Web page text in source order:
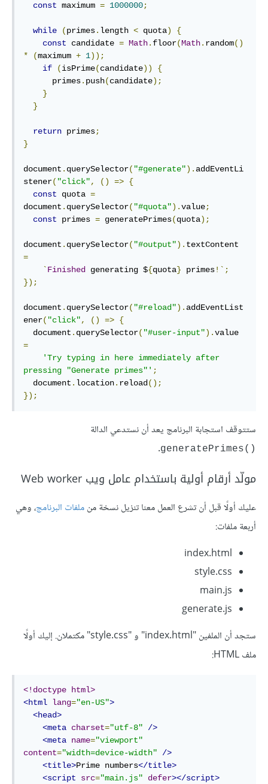
const maximum = 1000000;
while (primes. length < quota)
{
const candidate = Math. floor(Math. random()
*
(maximum + 1));
if
(isPrime(candidate))
{
      primes
. push(candidate);
}
}
return primes;
}
document . querySelector( "#generate"). addEventLi
stener( "click", () => {
const quota =
document . querySelector( "#quota").value;
const primes = generatePrimes(quota);
document . querySelector( "#output").
=
`Finished generating ${quota} primes!`;
});
document . querySelector( "#reload"). addEventList
ener( "click", () => {
  document
. querySelector( "#user-input").
=
'Try typing in here immediately after
pressing "Generate primes"' ;
  document
. location. reload ();
});
ستتوقف استجابة البرنامج يعد أن نستدعي الدالة
()generatePrimes
.
مولّد أرقام أولية باستخدام عامل ويب Web worker
عليك أولًا قبل أن تشرع العمل معنا تنزيل نسخة منملفات البرنامج، وهي
أربعة ملفات:
index.html
style.css
main.js
generate.js
ستجد أن الملفين "index.html" و "style.css" مكتملان. إليك أولًا
ملف HTML:
<!doctype html>
<html lang="en-US">
<head>
<meta charset="utf-8"
/>
<meta name="viewport"
content="width=device-width"
/>
<title>Prime numbers</title>
<script
src="main.js" defer></script>